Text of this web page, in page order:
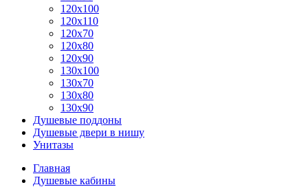
120x100
120x110
120x70
120x80
120x90
130x100
130x70
130x80
130x90
Душевые поддоны
Душевые двери в нишу
Унитазы
Главная
Душевые кабины